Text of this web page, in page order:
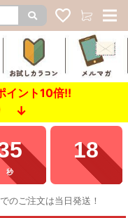
イント10倍!!
↓
秒
72
のご注文は当日発送！